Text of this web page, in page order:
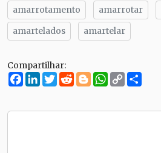
amarrotamento
amarrotar
amartelados
amartelar
Compartilhar:
Facebook
LinkedIn
Twitter
RedditBloggerWhatsApp
Copy
Link